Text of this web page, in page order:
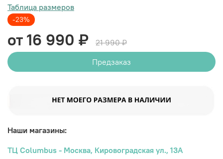
Таблица размеров
-23%
от 16 990 ₽
21 990 ₽
Предзаказ
Наши магазины:
ТЦ Columbus - Москва, Кировоградская ул., 13А